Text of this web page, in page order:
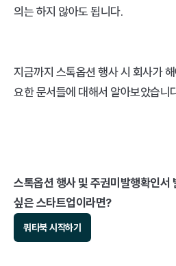
의는 하지 않아도 됩니다.
지금까지 스톡옵션 행사 시 회사가
요한 문서들에 대해서 알아보았습니
스톡옵션 행사 및 주권미발행확인서
싶은 스타트업이라면?
쿼타북 시작하기